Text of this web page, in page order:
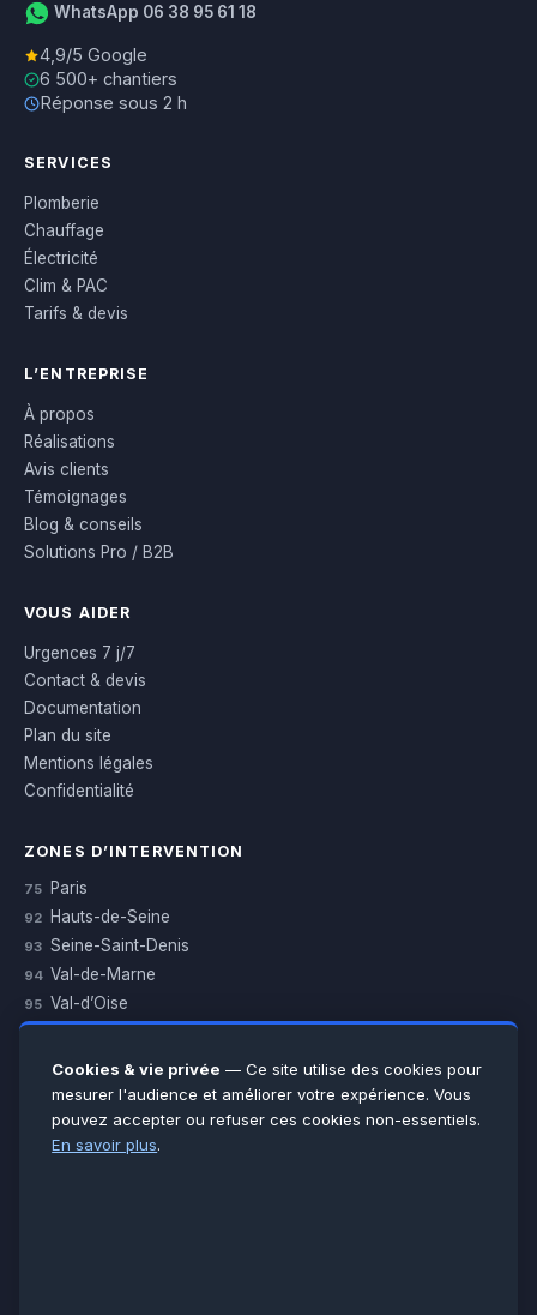
WhatsApp 06 38 95 61 18
4,9/5 Google
6 500+ chantiers
Réponse sous 2 h
SERVICES
Plomberie
Chauffage
Électricité
Clim & PAC
Tarifs & devis
L’ENTREPRISE
À propos
Réalisations
Avis clients
Témoignages
Blog & conseils
Solutions Pro / B2B
VOUS AIDER
Urgences 7 j/7
Contact & devis
Documentation
Plan du site
Mentions légales
Confidentialité
ZONES D’INTERVENTION
75 Paris
92 Hauts-de-Seine
93 Seine-Saint-Denis
94 Val-de-Marne
95 Val-d’Oise
Essonne
Seine-et-Marne
Voir toutes les villes →
Cookies & vie privée — Ce site utilise des cookies pour
mesurer l'audience et améliorer votre expérience. Vous
pouvez accepter ou refuser ces cookies non-essentiels.
En savoir plus.